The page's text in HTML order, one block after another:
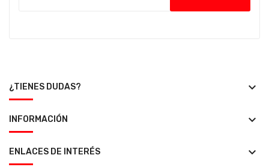
¿TIENES DUDAS? keyboard_arrow_down
INFORMACIÓN keyboard_arrow_down
ENLACES DE INTERÉS keyboard_arrow_down